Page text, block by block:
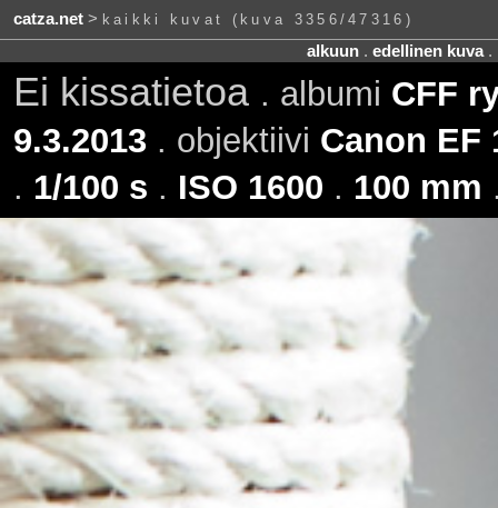
catza.net> kaikki kuvat (kuva 3356/47316)
alkuun. edellinen kuva.
Ei kissatietoa . albumi CFF
9.3.2013. objektiivi Canon EF
. 1/100 s . ISO 1600 . 100 mm